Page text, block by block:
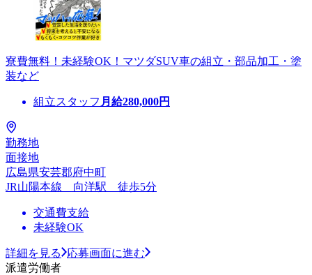
寮費無料！未経験OK！マツダSUV車の組立・部品加工・塗
装など
組立スタッフ 月給280,000円
勤務地
面接地
広島県安芸郡府中町
JR山陽本線 向洋駅 徒歩5分
交通費支給
未経験OK
詳細を見る
応募画面に進む
派遣労働者